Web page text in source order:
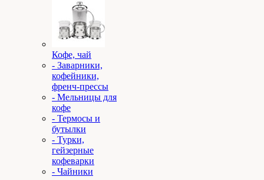
Кофе, чай
- Заварники,
кофейники,
френч-прессы
- Мельницы для
кофе
- Термосы и
бутылки
- Турки,
гейзерные
кофеварки
- Чайники